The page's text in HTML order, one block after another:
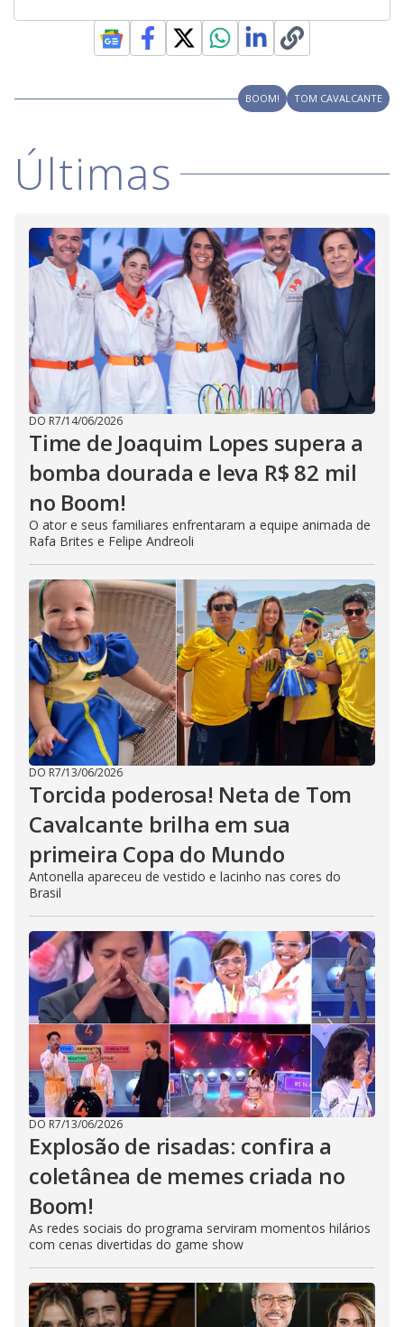
BOOM! TOM CAVALCANTE
Últimas
DO R7/14/06/2026
Time de Joaquim Lopes supera a
bomba dourada e leva R$ 82 mil
no Boom!
O ator e seus familiares enfrentaram a equipe animada de
Rafa Brites e Felipe Andreoli
DO R7/13/06/2026
Torcida poderosa! Neta de Tom
Cavalcante brilha em sua
primeira Copa do Mundo
Antonella apareceu de vestido e lacinho nas cores do
Brasil
DO R7/13/06/2026
Explosão de risadas: confira a
coletânea de memes criada no
Boom!
As redes sociais do programa serviram momentos hilários
com cenas divertidas do game show